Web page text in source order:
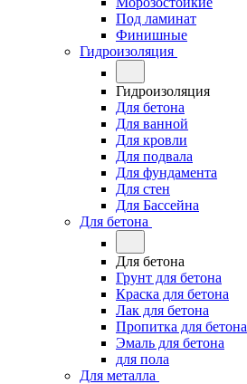
Под ламинат
Финишные
Гидроизоляция
Гидроизоляция
Для бетона
Для ванной
Для кровли
Для подвала
Для фундамента
Для стен
Для Бассейна
Для бетона
Для бетона
Грунт для бетона
Краска для бетона
Лак для бетона
Пропитка для бетона
Эмаль для бетона
для пола
Для металла